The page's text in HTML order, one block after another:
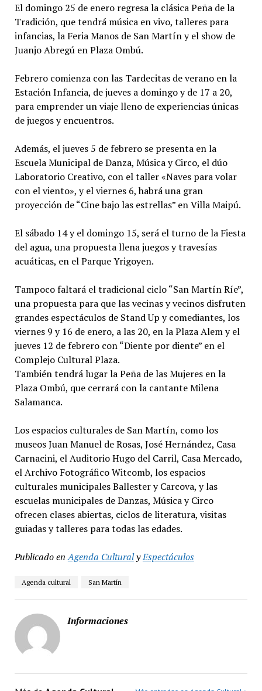
El domingo 25 de enero regresa la clásica Peña de la
Tradición, que tendrá música en vivo, talleres para
infancias, la Feria Manos de San Martín y el show de
Juanjo Abregú en Plaza Ombú.
Febrero comienza con las Tardecitas de verano en la
Estación Infancia, de jueves a domingo y de 17 a 20,
para emprender un viaje lleno de experiencias únicas
de juegos y encuentros.
Además, el jueves 5 de febrero se presenta en la
Escuela Municipal de Danza, Música y Circo, el dúo
Laboratorio Creativo, con el taller «Naves para volar
con el viento», y el viernes 6, habrá una gran
proyección de “Cine bajo las estrellas” en Villa Maipú.
El sábado 14 y el domingo 15, será el turno de la Fiesta
del agua, una propuesta llena juegos y travesías
acuáticas, en el Parque Yrigoyen.
Tampoco faltará el tradicional ciclo “San Martín Ríe”,
una propuesta para que las vecinas y vecinos disfruten
grandes espectáculos de Stand Up y comediantes, los
viernes 9 y 16 de enero, a las 20, en la Plaza Alem y el
jueves 12 de febrero con “Diente por diente” en el
Complejo Cultural Plaza.
También tendrá lugar la Peña de las Mujeres en la
Plaza Ombú, que cerrará con la cantante Milena
Salamanca.
Los espacios culturales de San Martín, como los
museos Juan Manuel de Rosas, José Hernández, Casa
Carnacini, el Auditorio Hugo del Carril, Casa Mercado,
el Archivo Fotográfico Witcomb, los espacios
culturales municipales Ballester y Carcova, y las
escuelas municipales de Danzas, Música y Circo
ofrecen clases abiertas, ciclos de literatura, visitas
guiadas y talleres para todas las edades.
Publicado en Agenda CulturalyEspectáculos
Agenda cultural San Martín
Informaciones